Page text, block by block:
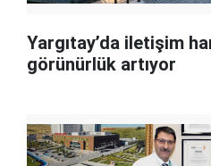
Yargıtay’da iletişim
görünürlük artıyor